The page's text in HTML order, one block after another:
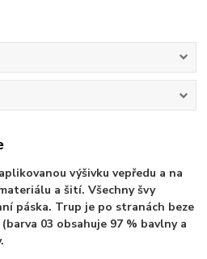
výšivku vepředu a na
a šití. Všechny švy
páska. Trup je po stranách beze
03 obsahuje 97 % bavlny a